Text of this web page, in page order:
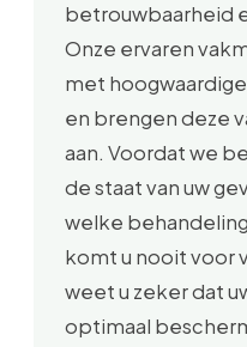
betrouwbaarheid
Onze ervaren
met
en brengen deze
aan. Voordat we
de staat van uw
welke
komt u nooit voor
weet u zeker dat
optimaal